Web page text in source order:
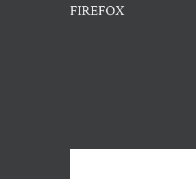
FIREFOX